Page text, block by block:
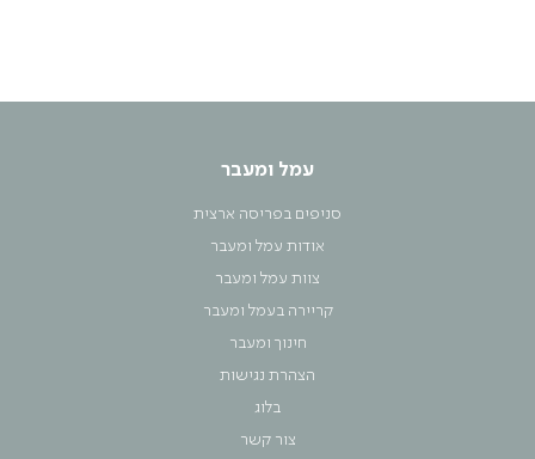
עמל ומעבר
סניפים בפריסה ארצית
אודות עמל ומעבר
צוות עמל ומעבר
קריירה בעמל ומעבר
חינוך ומעבר
הצהרת נגישות
בלוג
צור קשר